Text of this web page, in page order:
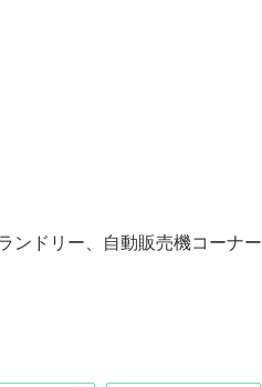
ンドリー、自動販売機コーナー